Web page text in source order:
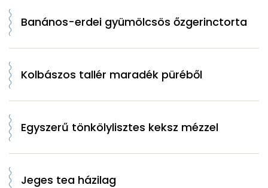
Banános-erdei gyümölcsös őzgerinctorta
Kolbászos tallér maradék püréből
Egyszerű tönkölylisztes keksz mézzel
Jeges tea házilag